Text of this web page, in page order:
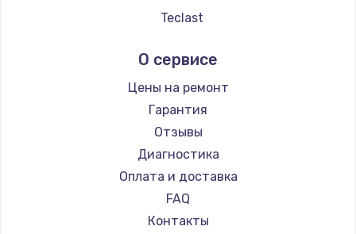
Teclast
Beelink
CHUWI
О сервисе
Цены на ремонт
Гарантия
Отзывы
Диагностика
Оплата и доставка
FAQ
Контакты